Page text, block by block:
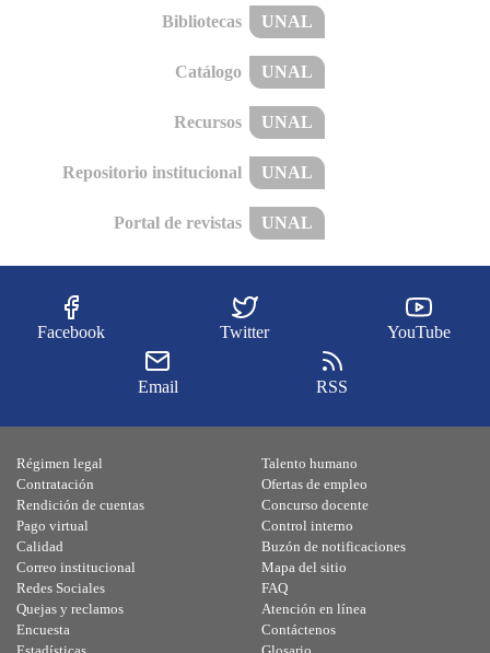
Bibliotecas UNAL
Catálogo UNAL
Recursos UNAL
Repositorio institucional UNAL
Portal de revistas UNAL
Facebook Twitter YouTube
Email RSS
Régimen legal
Contratación
Rendición de cuentas
Pago virtual
Calidad
Talento humano
Ofertas de empleo
Concurso docente
Control interno
Buzón de notificaciones
Correo institucional
Redes Sociales
Quejas y reclamos
Encuesta
Mapa del sitio
FAQ
Atención en línea
Contáctenos